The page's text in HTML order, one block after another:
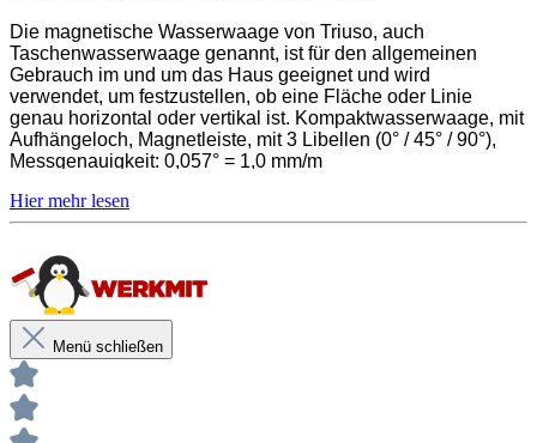
Unsere anwendungstechnischen Empfehlungen dienen der
Unterstützung des Käufers bzw. Verarbeiters.
Sie entbinden nicht davon, unsere Produkte grundsätzlich auf ihre
Eignung für den vorgesehenen Anwendungszweck in eigener
Verantwortung zu prüfen.
Maßband Länge / Bandbreite: 5m / 25mm
Die magnetische Wasserwaage von Triuso, auch
Taschenwasserwaage genannt, ist für den allgemeinen
Gebrauch im und um das Haus geeignet und wird
verwendet, um festzustellen, ob eine Fläche oder Linie
genau horizontal oder vertikal ist. Kompaktwasserwaage, mit
Aufhängeloch, Magnetleiste, mit 3 Libellen (0° / 45° / 90°),
Messgenauigkeit: 0,057° = 1,0 mm/m
Kompaktwasserwaage
Mit Aufhängeloch
Magnetleiste
3 Libellen
Menü schließen